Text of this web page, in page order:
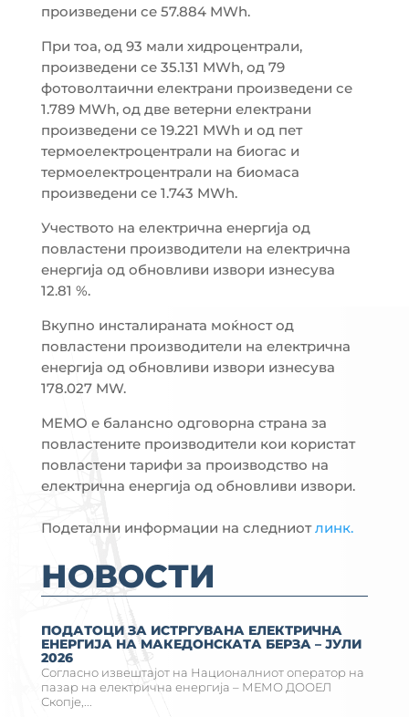
произведени се 57.884 MWh.
При тоа, од 93 мали хидроцентрали,
произведени се 35.131 MWh, од 79
фотоволтаични електрани произведени се
1.789 MWh, од две ветерни електрани
произведени се 19.221 MWh и од пет
термоелектроцентрали на биогас и
термоелектроцентрали на биомаса
произведени се 1.743 MWh.
Учеството на електрична енергија од
повластени производители на електрична
енергија од обновливи извори изнесува
12.81 %.
Вкупно инсталираната моќност од
повластени производители на електрична
енергија од обновливи извори изнесува
178.027 MW.
МЕМО е балансно одговорна страна за
повластените производители кои користат
повластени тарифи за производство на
електрична енергија од обновливи извори.
Подетални информации на следниотлинк.
НОВОСТИ
ПОДАТОЦИ ЗА ИСТРГУВАНА ЕЛЕКТРИЧНА
ЕНЕРГИЈА НА MАКЕДОНСКАТА БЕРЗА – ЈУЛИ
2026
Согласно извештајот на Националниот оператор на
пазар на електрична енергија – МЕМО ДООЕЛ
Скопје,...